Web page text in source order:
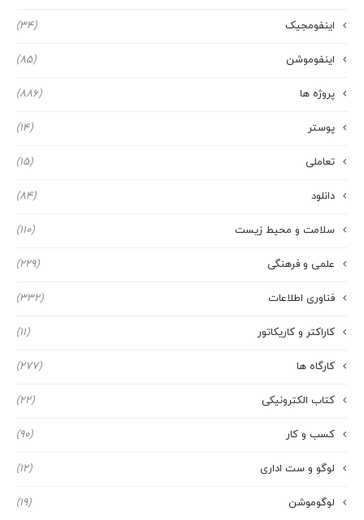
اینفومجیک (34)
اینفوموشن (85)
پروژه ها (886)
پوستر (14)
تعاملی (15)
دانلود (84)
سلامت و محیط زیست (110)
علمی و فرهنگی (229)
فناوری اطلاعات (332)
کاراکتر و کاریکاتور (11)
کارگاه ها (277)
کتاب الکترونیکی (22)
کسب و کار (90)
لوگو و ست اداری (12)
لوگوموشن (19)